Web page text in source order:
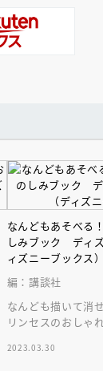
なんどもあそべ
しみブック ディ
ィズニーブックス）
編：講談社
なんども描いて消
リンセスのおしゃ
の一冊♪
2023.03.30